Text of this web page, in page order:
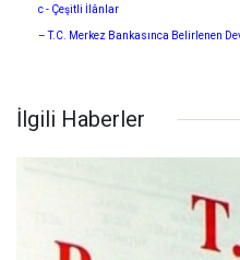
c - Çeşitli İlânlar
– T.C. Merkez Bankasınca Belirlenen
İlgili Haberler